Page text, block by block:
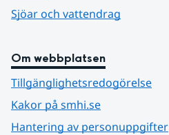
Sjöar och vattendrag
Om webbplatsen
Tillgänglighetsredogörelse
Kakor på smhi.se
Hantering av personuppgifter